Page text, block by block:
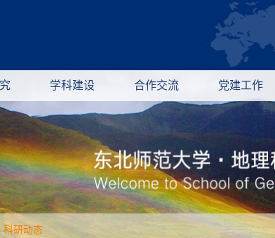
学科建设 合作交流 党建工作
科研动态